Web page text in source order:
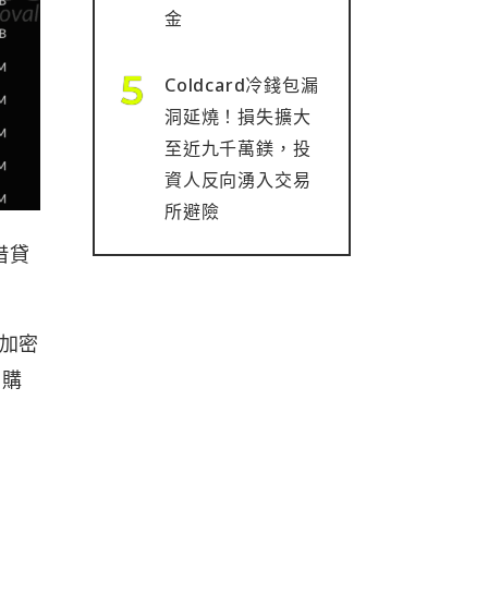
貸
密
金
Coldcard冷錢包漏
洞延燒！損失擴大
至近九千萬鎂，投
資人反向湧入交易
所避險